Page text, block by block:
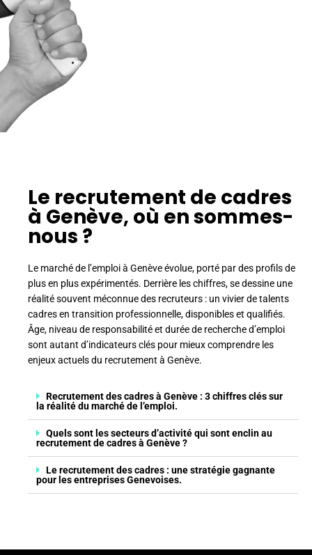
Le recrutement de cadres
à Genève, où en sommes-
nous ?
Le marché de l’emploi à Genève évolue, porté par des profils de
plus en plus expérimentés. Derrière les chiffres, se dessine une
réalité souvent méconnue des recruteurs : un vivier de talents
cadres en transition professionnelle, disponibles et qualifiés.
Âge, niveau de responsabilité et durée de recherche d’emploi
sont autant d’indicateurs clés pour mieux comprendre les
enjeux actuels du recrutement à Genève.
Recrutement des cadres à Genève : 3 chiffres clés sur
la réalité du marché de l’emploi.
Quels sont les secteurs d’activité qui sont enclin au
recrutement de cadres à Genève ?
Le recrutement des cadres : une stratégie gagnante
pour les entreprises Genevoises.